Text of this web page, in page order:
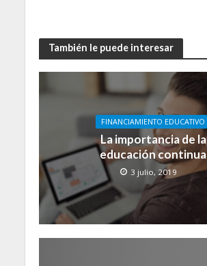
También le puede interesar
FINANCIAMIENTO EDUCATIVO
La importancia de la
educación continua
3 julio, 2019